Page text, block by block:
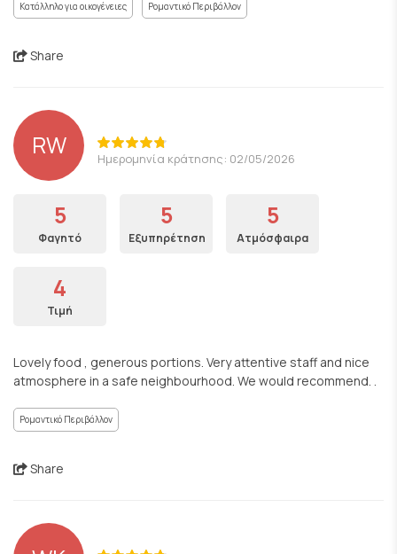
Κατάλληλο για οικογένειες Ρομαντικό Περιβάλλον
Share
RW Ημερομηνία κράτησης: 02/05/2026
5
Φαγητό
5
Εξυπηρέτηση
5
Ατμόσφαιρα
4
Τιμή
Lovely food , generous portions. Very attentive staff and nice
atmosphere in a safe neighbourhood. We would recommend. .
Ρομαντικό Περιβάλλον
Share